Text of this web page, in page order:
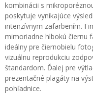
kombinácii s
poskytuje vynikajúce
intenzívnym zafarbením.
mimoriadne hlbokú čiernu
ideálny pre čiernobielu
vizuálnu reprodukciu
štandardom. Ďalej pre
prezentačné plagáty na
pohľadnice.